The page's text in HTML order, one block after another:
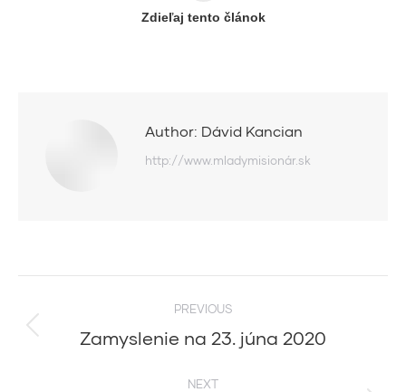
Zdieľaj tento článok
Author: Dávid Kancian
http://www.mladymisionár.sk
navigation
PREVIOUS
Previous
Zamyslenie na 23. júna 2020
NEXT